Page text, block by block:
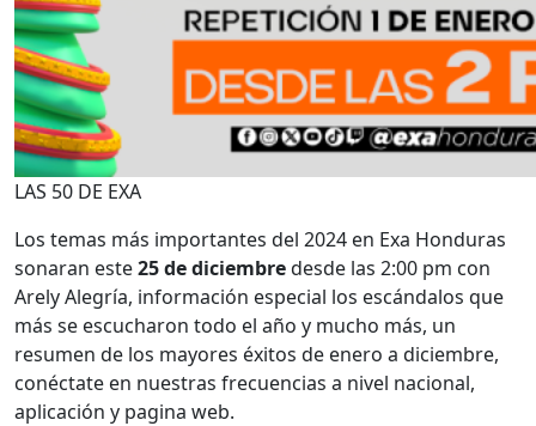
LAS 50 DE EXA
Los temas más importantes del 2024 en Exa Honduras
sonaran este25 de diciembredesde las 2:00 pm con
Arely Alegría, información especial los escándalos que
más se escucharon todo el año y mucho más, un
resumen de los mayores éxitos de enero a diciembre,
conéctate en nuestras frecuencias a nivel nacional,
aplicación y pagina web.